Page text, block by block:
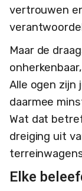
vertrouwen
Maar de
Alle ogen zijn
daarmee
Wat dat
dreiging uit
Elke